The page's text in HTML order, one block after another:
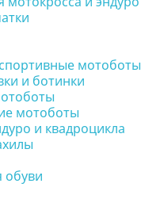
мотоботы
и ботинки
мотоботы
и квадроцикла
обуви